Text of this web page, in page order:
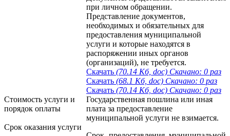
при личном обращении.
Представление документов,
необходимых и обязательных для
предоставления муниципальной
услуги и которые находятся в
распоряжении иных органов
(организаций), не требуется.
Скачать (70.14 Кб, doc) Скачано: 0 раз
Скачать (68.1 Кб, doc) Скачано: 0 раз
Скачать (70.14 Кб, doc) Скачано: 0 раз
Стоимость услуги и
порядок оплаты
Государственная пошлина или иная
плата за предоставление
муниципальной услуги не взимается.
Cрок оказания услуги